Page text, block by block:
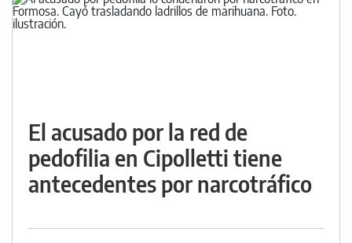
El acusado por la red de
pedofilia en Cipolletti tiene
antecedentes por narcotráfico